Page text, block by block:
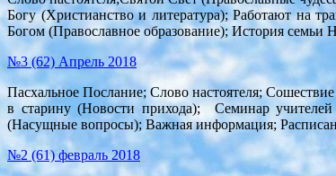
Богу (Христианство и литература); Работают на
Богом (Православное образование); История
№3 (62) Апрель 2018
Пасхальное Послание; Слово настоятеля;
в старину (Новости прихода); Семинар учителей
(Насущные вопросы); Важная информация;
№2 (61) февраль 2018